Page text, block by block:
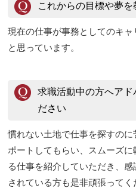
これからの目標や夢
現在の仕事が事務としてのキ
と思っています。
求職活動中の方へアド
ださい
慣れない土地で仕事を探すの
ポートしてもらい、スムーズ
る仕事を紹介していただき、
されている方も是非頑張ってく